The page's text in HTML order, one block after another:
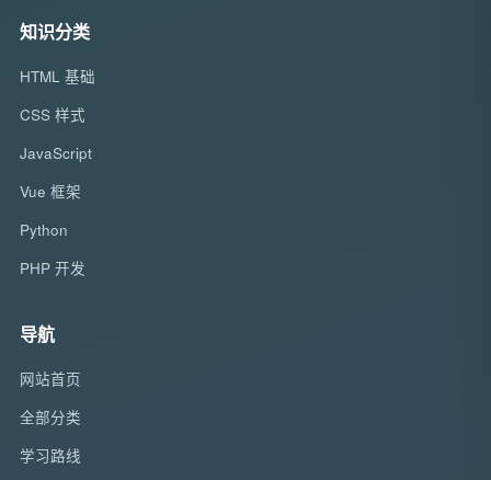
知识分类
HTML 基础
CSS 样式
JavaScript
Vue 框架
Python
PHP 开发
导航
网站首页
全部分类
学习路线